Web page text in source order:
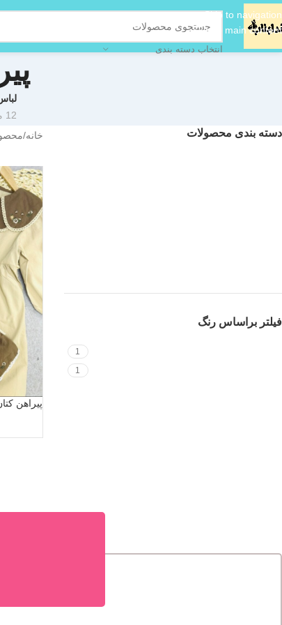
Skip to navigation
Skip to main content
انتخاب دسته بندی
12 محصول
دسته بندی محصولات
فیلتر براساس رنگ
1
1
خانه
پیراهن